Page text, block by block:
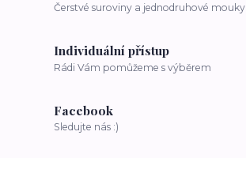
Čerstvé suroviny a jednodruhové mouky
Individuální přístup
Rádi Vám pomůžeme s výběrem
Facebook
Sledujte nás :)